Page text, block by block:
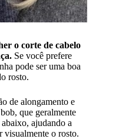
o corte de cabelo
Se você prefere
pode ser uma boa
rosto.
de alongamento e
que geralmente
ajudando a
visualmente o rosto.